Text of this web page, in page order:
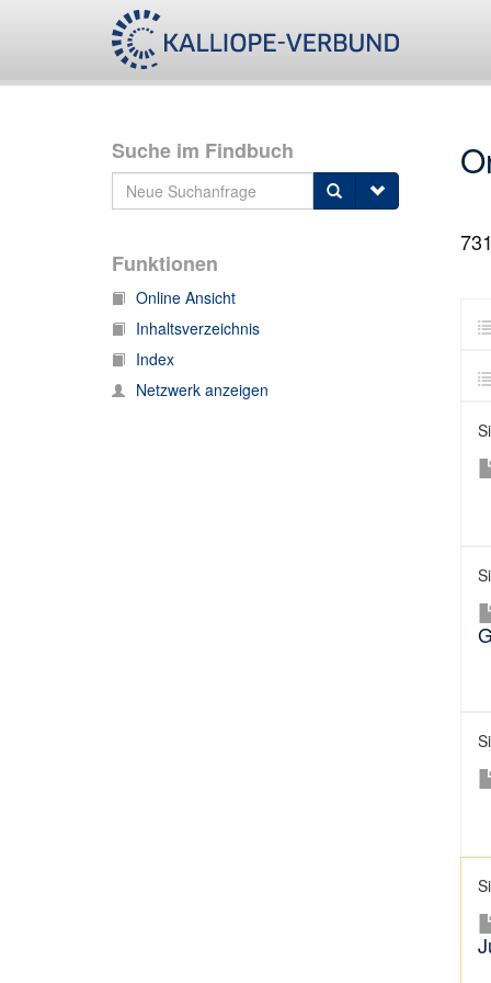
Suche im Findbuch
Funktionen
Online Ansicht
Inhaltsverzeichnis
Index
Netzwerk anzeigen
731